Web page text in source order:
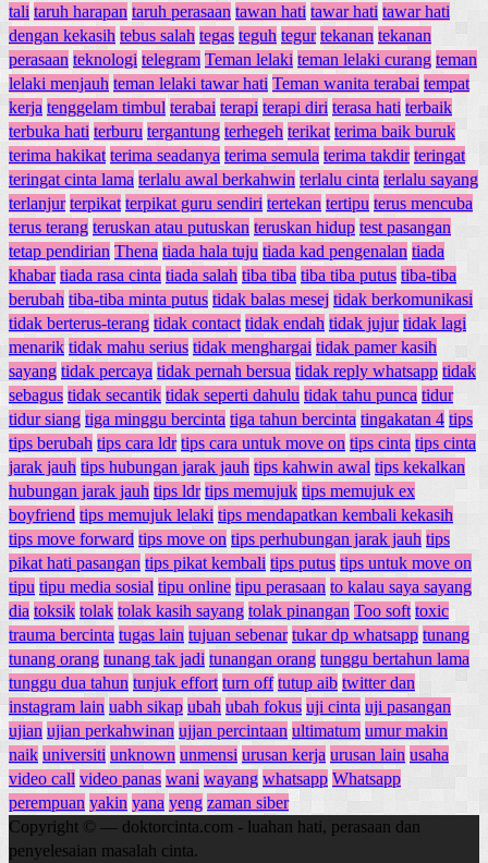
tali taruh harapan taruh perasaan tawan hati tawar hati tawar hati
dengan kekasih tebus salah tegas teguh tegur tekanan tekanan
perasaan teknologi telegram Teman lelaki teman lelaki curang teman
lelaki menjauh teman lelaki tawar hati Teman wanita terabai tempat
kerja tenggelam timbul terabai terapi terapi diri terasa hati terbaik
terbuka hati terburu tergantung terhegeh terikat terima baik buruk
terima hakikat terima seadanya terima semula terima takdir teringat
teringat cinta lama terlalu awal berkahwin terlalu cinta terlalu sayang
terlanjur terpikat terpikat guru sendiri tertekan tertipu terus mencuba
terus terang teruskan atau putuskan teruskan hidup test pasangan
tetap pendirian Thena tiada hala tuju tiada kad pengenalan tiada
khabar tiada rasa cinta tiada salah tiba tiba tiba tiba putus tiba-tiba
berubah tiba-tiba minta putus tidak balas mesej tidak berkomunikasi
tidak berterus-terang tidak contact tidak endah tidak jujur tidak lagi
menarik tidak mahu serius tidak menghargai tidak pamer kasih
sayang tidak percaya tidak pernah bersua tidak reply whatsapp tidak
sebagus tidak secantik tidak seperti dahulu tidak tahu punca tidur
tidur siang tiga minggu bercinta tiga tahun bercinta tingakatan 4 tips
tips berubah tips cara ldr tips cara untuk move on tips cinta tips cinta
jarak jauh tips hubungan jarak jauh tips kahwin awal tips kekalkan
hubungan jarak jauh tips ldr tips memujuk tips memujuk ex
boyfriend tips memujuk lelaki tips mendapatkan kembali kekasih
tips move forward tips move on tips perhubungan jarak jauh tips
pikat hati pasangan tips pikat kembali tips putus tips untuk move on
tipu tipu media sosial tipu online tipu perasaan to kalau saya sayang
dia toksik tolak tolak kasih sayang tolak pinangan Too soft toxic
trauma bercinta tugas lain tujuan sebenar tukar dp whatsapp tunang
tunang orang tunang tak jadi tunangan orang tunggu bertahun lama
tunggu dua tahun tunjuk effort turn off tutup aib twitter dan
instagram lain uabh sikap ubah ubah fokus uji cinta uji pasangan
ujian ujian perkahwinan ujjan percintaan ultimatum umur makin
naik universiti unknown unmensi urusan kerja urusan lain usaha
video call video panas wani wayang whatsapp Whatsapp
perempuan yakin yana yeng zaman siber
Copyright © — doktorcinta.com - luahan hati, perasaan dan
penyelesaian masalah cinta.